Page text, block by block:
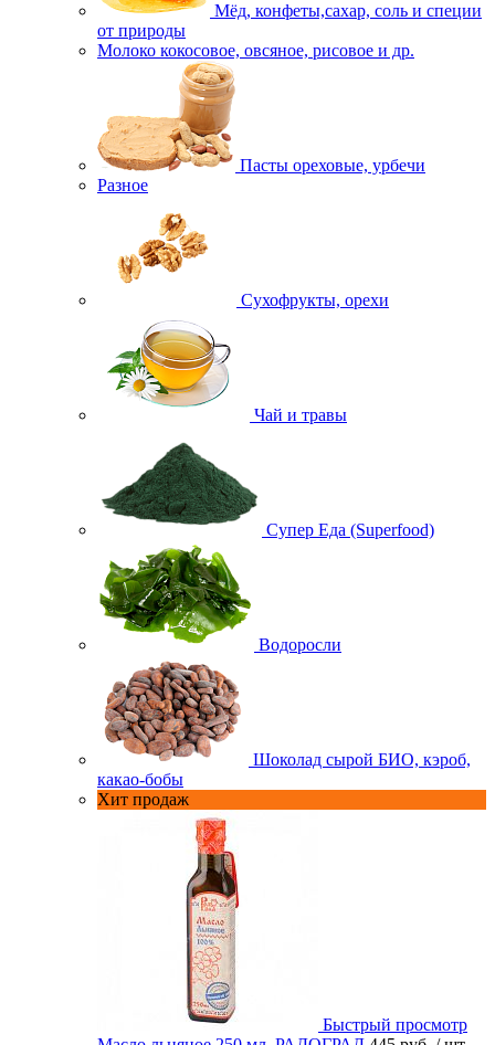
Мёд, конфеты,сахар, соль и специи
от природы
Молоко кокосовое, овсяное, рисовое и др.
Пасты ореховые, урбечи
Разное
Сухофрукты, орехи
Чай и травы
Супер Еда (Superfood)
Водоросли
Шоколад сырой БИО, кэроб,
какао-бобы
Хит продаж
Быстрый просмотр